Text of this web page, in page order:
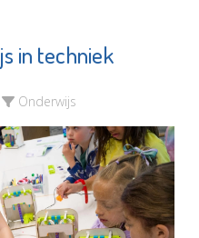
in techniek
Onderwijs